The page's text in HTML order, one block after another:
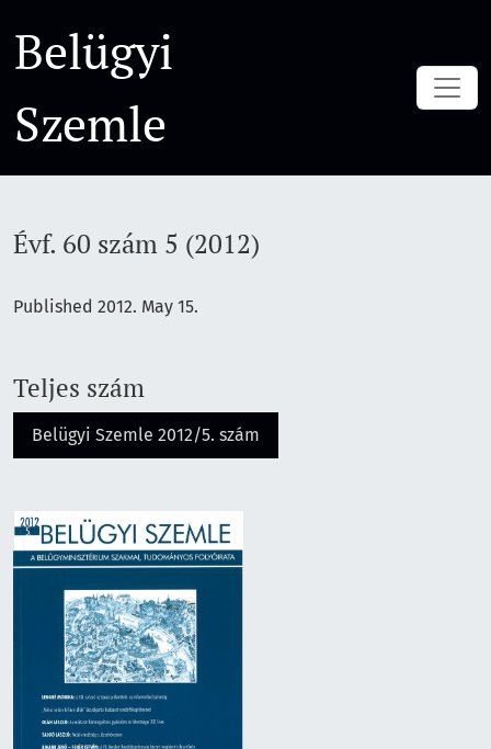
Belügyi
Szemle
Évf. 60 szám 5 (2012)
Published 2012. May 15.
Teljes szám
Belügyi Szemle 2012/5. szám